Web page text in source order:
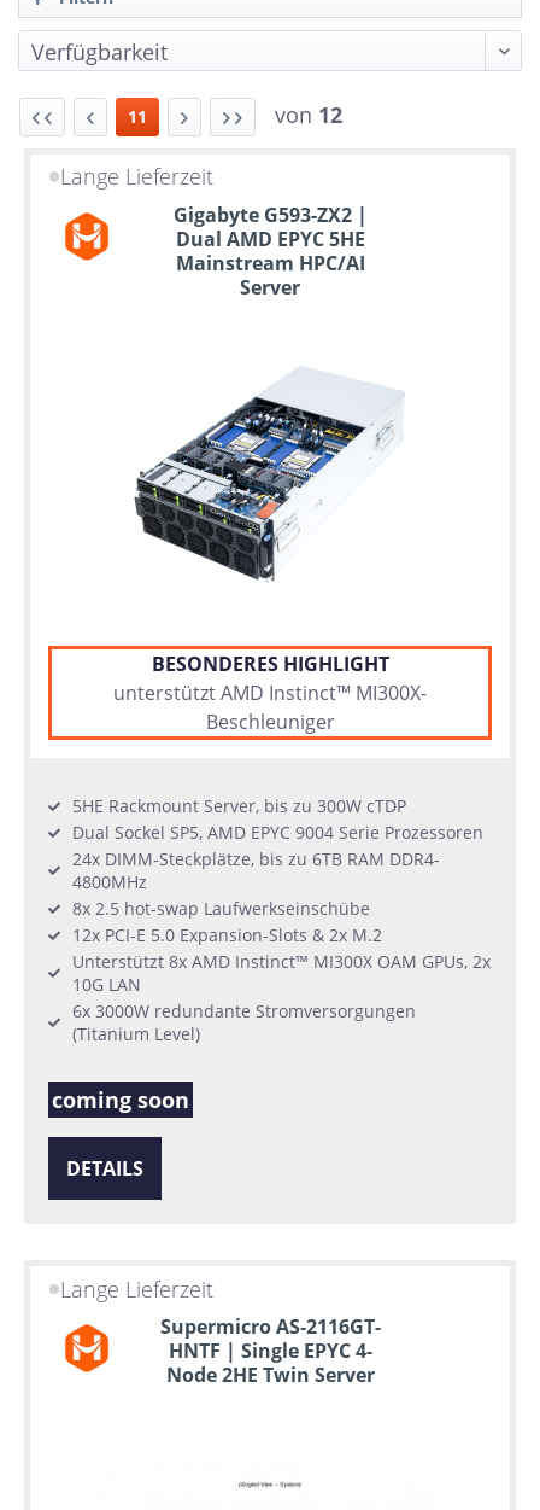
11 von 12
zu
6
Lange Lieferzeit
Gigabyte G593-ZX2 |
Dual AMD EPYC 5HE
Mainstream HPC/AI
Server
BESONDERES HIGHLIGHT
unterstützt AMD Instinct™ MI300X-
Beschleuniger
5HE Rackmount Server, bis zu 300W cTDP
Dual Sockel SP5, AMD EPYC 9004 Serie Prozessoren
24x DIMM-Steckplätze, bis zu 6TB RAM DDR4-
4800MHz
8x 2.5 hot-swap Laufwerkseinschübe
12x PCI-E 5.0 Expansion-Slots & 2x M.2
Unterstützt 8x AMD Instinct™ MI300X OAM GPUs, 2x
10G LAN
6x 3000W redundante Stromversorgungen
(Titanium Level)
coming soon
DETAILS
Lange Lieferzeit
Supermicro AS-2116GT-
HNTF | Single EPYC 4-
Node 2HE Twin Server